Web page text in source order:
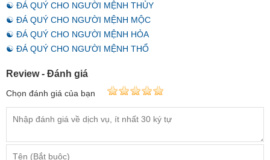
☯ ĐÁ QUÝ CHO NGƯỜI MỆNH THỦY
☯ ĐÁ QUÝ CHO NGƯỜI MỆNH MỘC
☯ ĐÁ QUÝ CHO NGƯỜI MỆNH HỎA
☯ ĐÁ QUÝ CHO NGƯỜI MỆNH THỔ
Review - Đánh giá
Chọn đánh giá của bạn